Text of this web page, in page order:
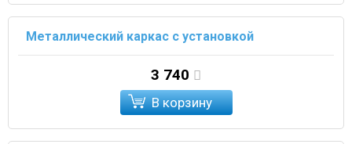
Металлический каркас с установкой
3 740
В корзину